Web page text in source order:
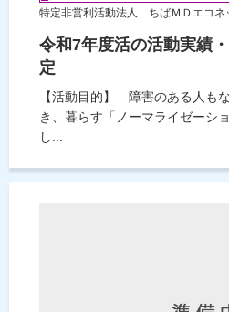
特定非営利活動法人 ちばＭＤエコネ
令和7年度活の活動実績
定
【活動目的】 障害のある人も
き、暮らす「ノーマライゼーシ
し...